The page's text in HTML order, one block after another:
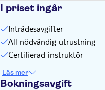
I priset ingår
Inträdesavgifter
All nödvändig utrustning
Certifierad instruktör
Läs mer
Bokningsavgift